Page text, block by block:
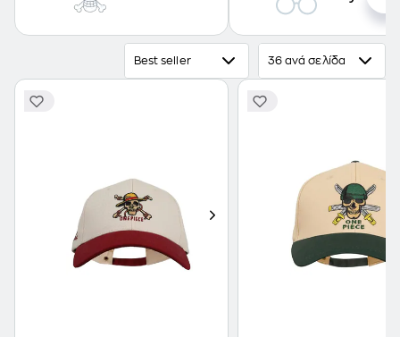
Best seller 36 ανά σελίδα